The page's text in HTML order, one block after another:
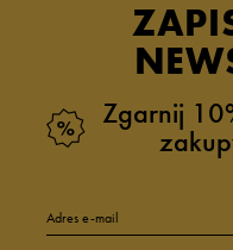
zebranych i
4
Zgarnij
Adres e-mail